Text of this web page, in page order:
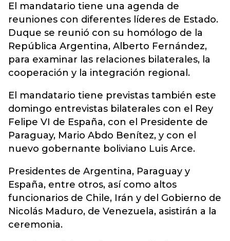
El mandatario tiene una agenda de
reuniones con diferentes líderes de Estado.
Duque se reunió con su homólogo de la
República Argentina, Alberto Fernández,
para examinar las relaciones bilaterales, la
cooperación y la integración regional.
El mandatario tiene previstas también este
domingo entrevistas bilaterales con el Rey
Felipe VI de España, con el Presidente de
Paraguay, Mario Abdo Benítez, y con el
nuevo gobernante boliviano Luis Arce.
Presidentes de Argentina, Paraguay y
España, entre otros, así como altos
funcionarios de Chile, Irán y del Gobierno de
Nicolás Maduro, de Venezuela, asistirán a la
ceremonia.